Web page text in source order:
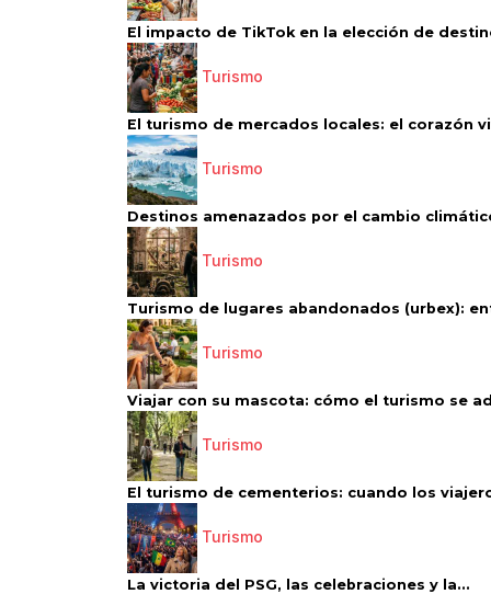
El impacto de TikTok en la elección de
Turismo
El turismo de mercados locales: el corazón
Turismo
Destinos amenazados por el cambio
Turismo
Turismo de lugares abandonados (urbex):
Turismo
Viajar con su mascota: cómo el turismo se
Turismo
El turismo de cementerios: cuando los
Turismo
La victoria del PSG, las celebraciones y la...